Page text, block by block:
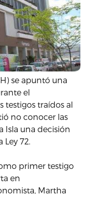
se apuntó una
el
testigos traídos al
no conocer las
Isla una decisión
Ley 72.
primer testigo
en
Martha